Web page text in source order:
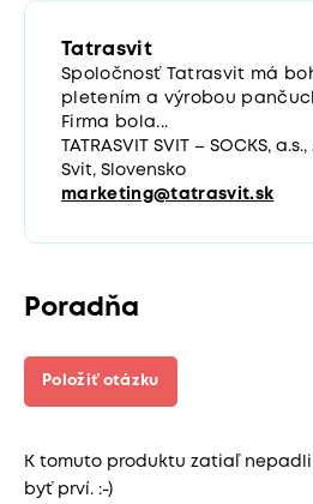
Tatrasvit
Spoločnosť Tatrasvit má
pletením a výrobou
Firma bola...
TATRASVIT SVIT – SOCKS, a.s.,
Svit, Slovensko
marketing@tatrasvit.sk
Poradňa
Položiť otázku
K tomuto produktu zatiaľ
byť prví. :-)